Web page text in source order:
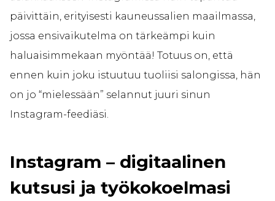
päivittäin, erityisesti kauneussalien maailmassa,
jossa ensivaikutelma on tärkeämpi kuin
haluaisimmekaan myöntää! Totuus on, että
ennen kuin joku istuutuu tuoliisi salongissa, hän
on jo “mielessään” selannut juuri sinun
Instagram-feediäsi.
Instagram – digitaalinen
kutsusi ja työkokoelmasi